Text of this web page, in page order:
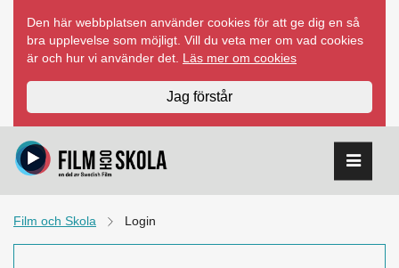
innehåll
Den här webbplatsen använder cookies för att ge dig en så
bra upplevelse som möjligt. Vill du veta mer om vad cookies
är och hur vi använder det. Läs mer om cookies
Jag förstår
Film och Skola Login